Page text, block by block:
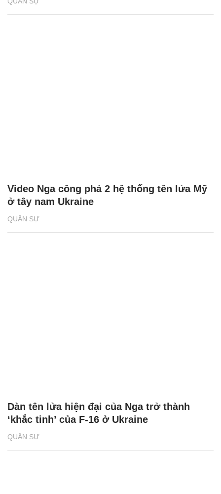
QUÂN SỰ
Video Nga công phá 2 hệ thống tên lửa Mỹ
ở tây nam Ukraine
QUÂN SỰ
Dàn tên lửa hiện đại của Nga trở thành
‘khắc tinh’ của F-16 ở Ukraine